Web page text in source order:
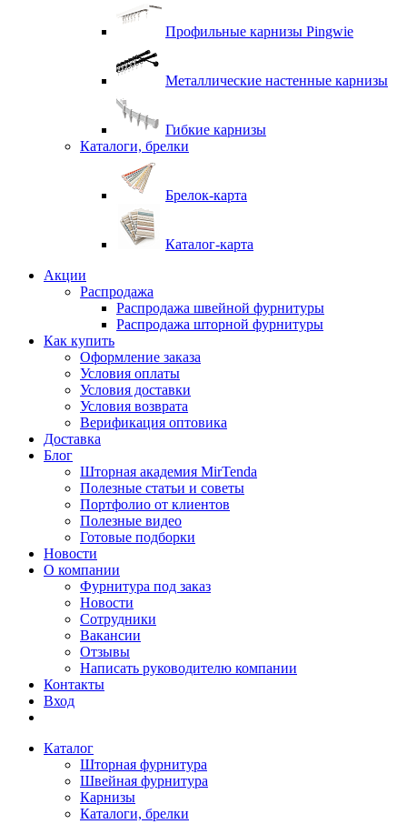
Профильные карнизы Pingwie
Металлические настенные карнизы
Гибкие карнизы
Каталоги, брелки
Брелок-карта
Каталог-карта
Акции
Распродажа
Распродажа швейной фурнитуры
Распродажа шторной фурнитуры
Как купить
Оформление заказа
Условия оплаты
Условия доставки
Условия возврата
Верификация оптовика
Доставка
Блог
Шторная академия MirTenda
Полезные статьи и советы
Портфолио от клиентов
Полезные видео
Готовые подборки
Новости
О компании
Фурнитура под заказ
Новости
Сотрудники
Вакансии
Отзывы
Написать руководителю компании
Контакты
Вход
Каталог
Шторная фурнитура
Швейная фурнитура
Карнизы
Каталоги, брелки